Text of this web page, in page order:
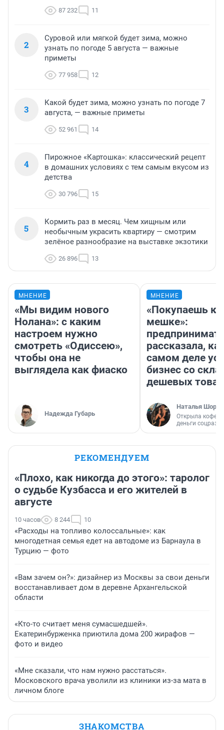
87 232 11
2
Суровой или мягкой будет зима, можно
узнать по погоде 5 августа — важные
приметы
77 958 12
3
Какой будет зима, можно узнать по погоде 7
августа, — важные приметы
52 961 14
4
Пирожное «Картошка»: классический рецепт
в домашних условиях с тем самым вкусом из
детства
30 796 15
5
Кормить раз в месяц. Чем хищным или
необычным украсить квартиру — смотрим
зелёное разнообразие на выставке экзотики
26 896 13
МНЕНИЕ
«Мы видим нового
Нолана»: с каким
настроем нужно
смотреть «Одиссею»,
чтобы она не
выглядела как фиаско
Надежда Губарь
МНЕНИЕ
«Покупаешь
мешке»:
рассказала,
самом деле
бизнес со
дешевых
Наталья
Открыла
деньги
РЕКОМЕНДУЕМ
«Плохо, как никогда до этого»: таролог
о судьбе Кузбасса и его жителей в
августе
10 часов 8 244 10
«Расходы на топливо колоссальные»: как
многодетная семья едет на автодоме из Барнаула в
Турцию — фото
«Вам зачем он?»: дизайнер из Москвы за свои деньги
восстанавливает дом в деревне Архангельской
области
«Кто-то считает меня сумасшедшей».
Екатеринбурженка приютила дома 200 жирафов —
фото и видео
«Мне сказали, что нам нужно расстаться».
Московского врача уволили из клиники из-за мата в
личном блоге
ЗНАКОМСТВА